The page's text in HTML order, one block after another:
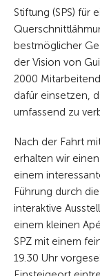
Stiftung (SPS) für
bestmöglicher
der Vision von
2000
dafür einsetzen,
umfassend zu
Nach der Fahrt
erhalten wir
einem
Führung durch
interaktive
einem kleinen
SPZ mit einem
19.30 Uhr